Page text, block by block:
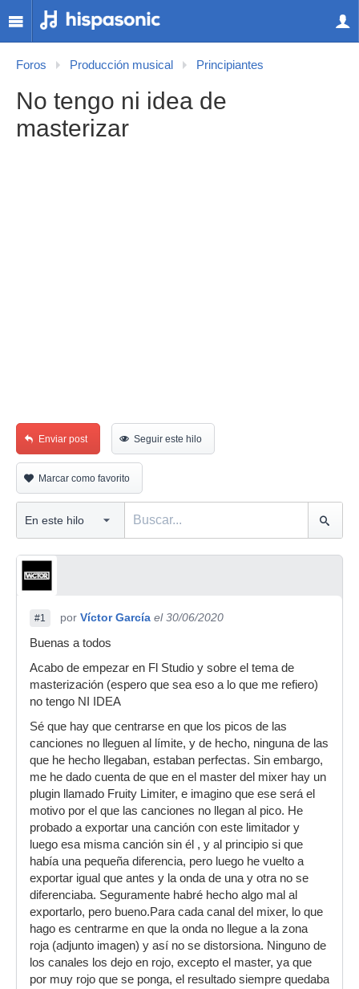
Foros Producción musical Principiantes
No tengo ni idea de
masterizar
Enviar post Seguir este hilo
Marcar como favorito
#1 por Víctor García el 30/06/2020
Buenas a todos
Acabo de empezar en Fl Studio y sobre el tema de
masterización (espero que sea eso a lo que me refiero)
no tengo NI IDEA
Sé que hay que centrarse en que los picos de las
canciones no lleguen al límite, y de hecho, ninguna de las
que he hecho llegaban, estaban perfectas. Sin embargo,
me he dado cuenta de que en el master del mixer hay un
plugin llamado Fruity Limiter, e imagino que ese será el
motivo por el que las canciones no llegan al pico. He
probado a exportar una canción con este limitador y
luego esa misma canción sin él , y al principio si que
había una pequeña diferencia, pero luego he vuelto a
exportar igual que antes y la onda de una y otra no se
diferenciaba. Seguramente habré hecho algo mal al
exportarlo, pero bueno.Para cada canal del mixer, lo que
hago es centrarme en que la onda no llegue a la zona
roja (adjunto imagen) y así no se distorsiona. Ninguno de
los canales los dejo en rojo, excepto el master, ya que
por muy rojo que se ponga, el resultado siempre quedaba